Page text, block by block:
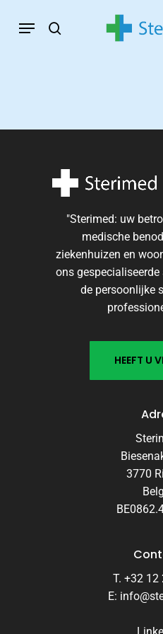
search
Menu
"Sterimed: uw
medische
ziekenhuizen en
ons
de persoonlijke
HEEFT U V
3770
T. +32 12
E:
Woonzorgcentra
Nieuws en